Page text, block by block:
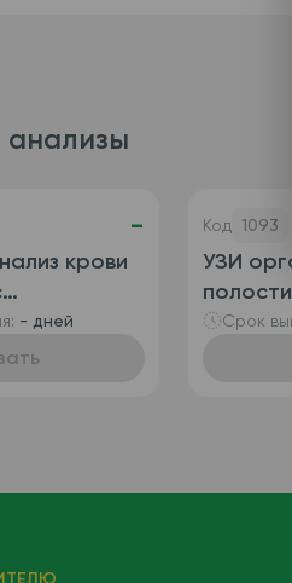
анализы
-
крови
- дней
Код 1093
УЗИ
пузыря
Срок